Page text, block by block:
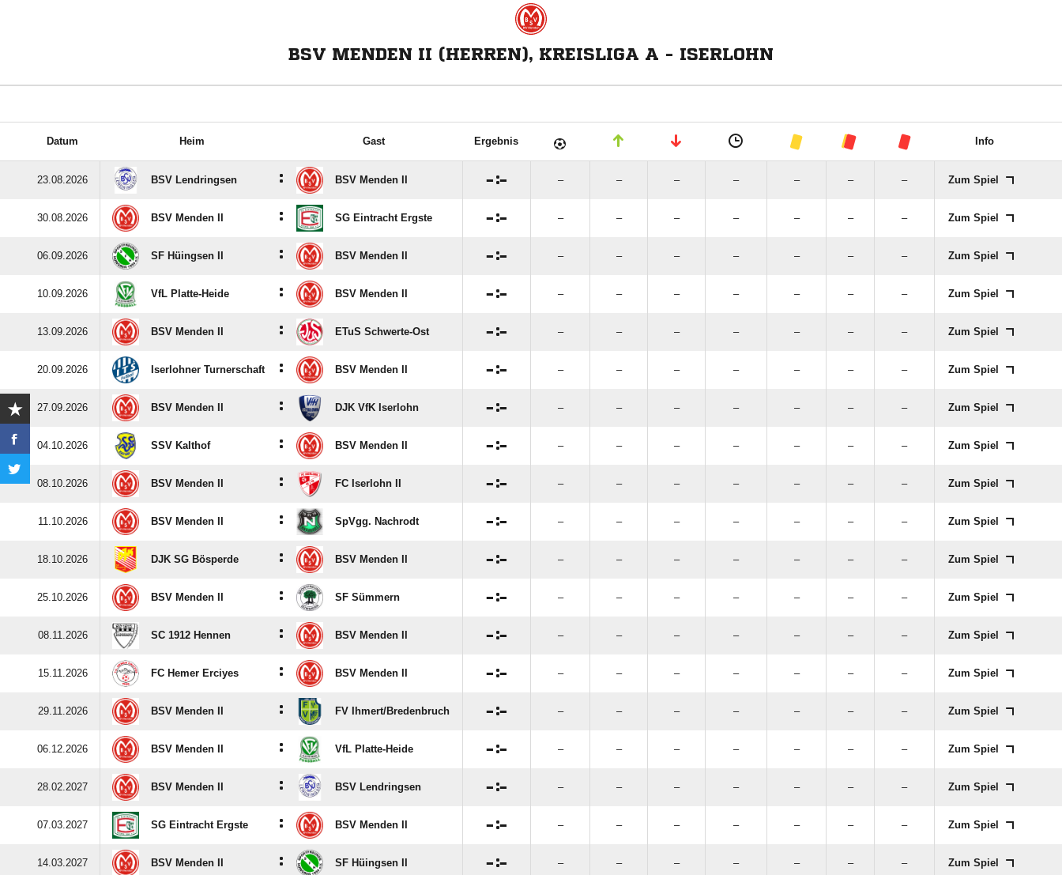
BSV MENDEN II (HERREN), KREISLIGA A - ISERLOHN
Datum Heim Gast Ergebnis Info
23.08.2026 BSV Lendringsen : BSV Menden II : – – – – – – – Zum Spiel
30.08.2026 BSV Menden II : SG Eintracht Ergste : – – – – – – – Zum Spiel
06.09.2026 SF Hüingsen II : BSV Menden II : – – – – – – – Zum Spiel
10.09.2026 VfL Platte-Heide : BSV Menden II : – – – – – – – Zum Spiel
13.09.2026 BSV Menden II : ETuS Schwerte-Ost : – – – – – – – Zum Spiel
20.09.2026 Iserlohner Turnerschaft : BSV Menden II : – – – – – – – Zum Spiel
27.09.2026 BSV Menden II : DJK VfK Iserlohn : – – – – – – – Zum Spiel
04.10.2026 SSV Kalthof : BSV Menden II : – – – – – – – Zum Spiel
08.10.2026 BSV Menden II : FC Iserlohn II : – – – – – – – Zum Spiel
11.10.2026 BSV Menden II : SpVgg. Nachrodt : – – – – – – – Zum Spiel
18.10.2026 DJK SG Bösperde : BSV Menden II : – – – – – – – Zum Spiel
25.10.2026 BSV Menden II : SF Sümmern : – – – – – – – Zum Spiel
08.11.2026 SC 1912 Hennen : BSV Menden II : – – – – – – – Zum Spiel
15.11.2026 FC Hemer Erciyes : BSV Menden II : – – – – – – – Zum Spiel
29.11.2026 BSV Menden II : FV Ihmert/​Bredenbruch : – – – – – – – Zum Spiel
06.12.2026 BSV Menden II : VfL Platte-Heide : – – – – – – – Zum Spiel
28.02.2027 BSV Menden II : BSV Lendringsen : – – – – – – – Zum Spiel
07.03.2027 SG Eintracht Ergste : BSV Menden II : – – – – – – – Zum Spiel
14.03.2027 BSV Menden II : SF Hüingsen II : – – – – – – – Zum Spiel